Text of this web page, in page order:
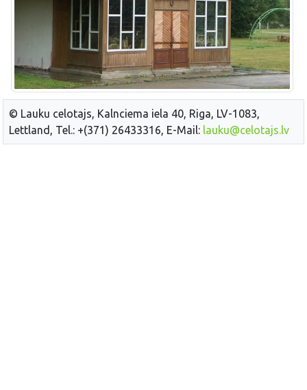
© Lauku celotajs, Kalnciema iela 40, Riga, LV-1083,
Lettland, Tel.: +(371) 26433316, E-Mail: lauku@celotajs.lv